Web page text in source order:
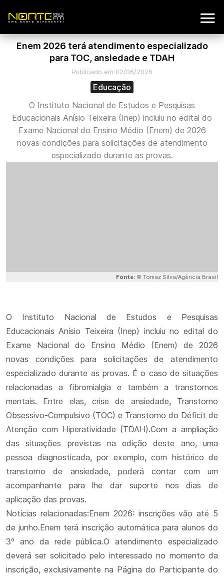
Enem 2026 terá atendimento especializado
para TOC, ansiedade e TDAH
Publicado em 02/06/2026
Educação
O Instituto Nacional de Estudos e Pesquisas
Educacionais Anísio Teixeira (Inep) incluiu no edital do
Exame Nacional do Ensino Médio (Enem) de 2026
novas condições para solicitações de atendimento
especializado durante as provas.
Fonte: © Tomaz Silva/Agência Brasil
O Instituto Nacional de Estudos e Pesquisas
Educacionais Anísio Teixeira (Inep) incluiu no edital do
Exame Nacional do Ensino Médio (Enem) de 2026
novas condições para solicitações de atendimento
especializado durante as provas. É o caso de situações
relacionadas a fibromialgia e também a transtornos
mentais. Entre elas, crise de ansiedade, Transtorno
Obsessivo-Compulsivo (TOC) e Transtorno do Déficit de
Atenção com Hiperatividade (TDAH).Com a ampliação
das situações previstas na edição deste ano, uma
pessoa diagnosticada, por exemplo, com histórico de
transtorno de ansiedade, poderá contar com um
acompanhante para lhe dar suporte nos dias de
aplicação das provas.
Notícias relacionadas:Enem 2026: inscrições vão até 5
de junho.Enem terá inscrição automática para alunos do
3º ano da rede pública.O atendimento especializado
deverá ser solicitado pelo interessado no momento da
inscrição, exclusivamente na Página do Participante do